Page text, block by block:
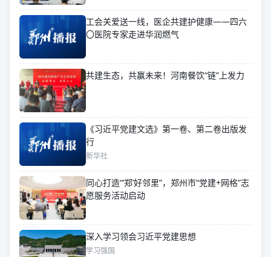
工会关爱送一线，医企共建护健康——四六
〇医院专家走进华润燃气
共建生态，共赢未来！河南餐饮“链”上发力
《习近平党建文选》第一卷、第二卷出版发
行
新华社
同心打造“‘郑’好邻里”，郑州市“党建+网格”志
愿服务活动启动
深入学习领会习近平党建思想
学习强国